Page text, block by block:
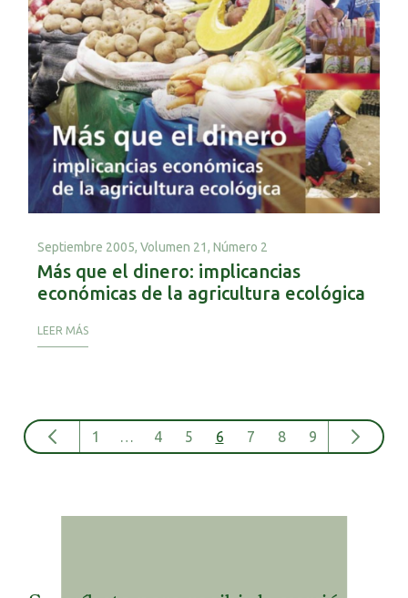
Septiembre 2005, Volumen 21, Número 2
Más que el dinero: implicancias
económicas de la agricultura ecológica
LEER MÁS
1 4 5 6 7 8 9